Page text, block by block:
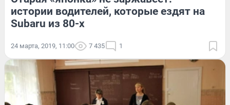
истории водителей, которые ездят на
Subaru из 80-х
24 марта, 2019, 11:00 7 435 1